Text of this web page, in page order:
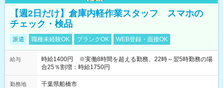
【週2日だけ】倉庫内軽作業スタッフ スマホの
チェック・検品
派遣 職種未経験OK ブランクOK WEB登録・面接OK
給与
時給1400円 ※実働8時間を超える勤務、22時～翌5時勤務の場
合25％割増：時給1750円
勤務地
千葉県船橋市